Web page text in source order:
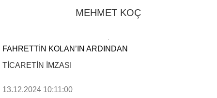
MEHMET KOÇ
FAHRETTİN KOLAN’IN ARDINDAN
TİCARETİN İMZASI
13.12.2024 10:11:00